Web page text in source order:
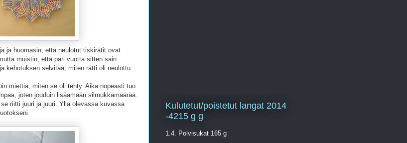
ja huomasin, että neulotut tiskirätit ovat
muistin, että pari vuotta sitten sain
kehotuksen selvitää, miten rätti oli neulottu.
miettiä, miten se oli tehty. Aika nopeasti tuo
joten jouduin lisäämään silmukkamäärää.
riitti juuri ja juuri. Yllä olevassa kuvassa
Kulutetut/poistetut langat 2014
-4215 g g
1.4. Polvisukat 165 g